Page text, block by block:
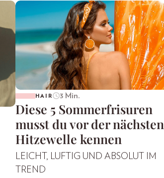
HAIR 3 Min.
Diese 5 Sommerfrisuren
musst du vor der nächsten
Hitzewelle kennen
LEICHT, LUFTIG UND ABSOLUT IM
TREND